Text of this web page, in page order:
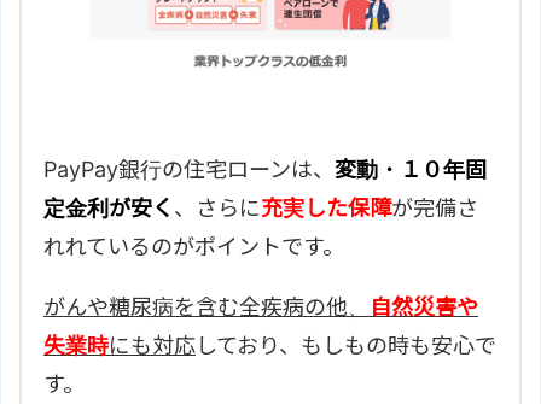
PayPay銀行の住宅ローンは、 変動・１０年固
定金利が安く 、さらに充実した保障が完備さ
れれているのがポイントです。
がんや糖尿病を含む全疾病の他、
自然災害や
失業時にも対応しており、もしもの時も安心で
す。